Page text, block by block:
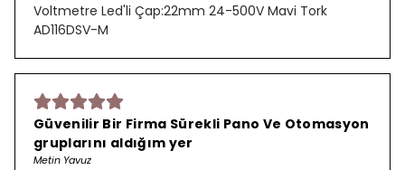
Voltmetre Led'li Çap:22mm 24-500V Mavi Tork
AD116DSV-M
Güvenilir Bir Firma Sürekli Pano Ve Otomasyon
gruplarını aldığım yer
Metin Yavuz